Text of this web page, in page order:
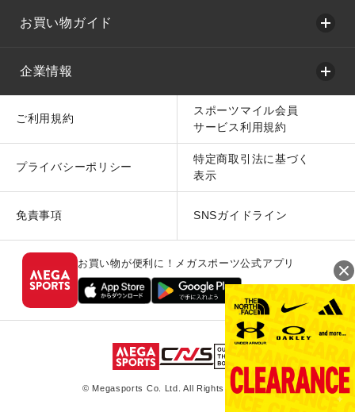
お買い物ガイド
企業情報
ご利用規約
スポーツマイル会員
サービス利用規約
プライバシーポリシー
特定商取引法に基づく
表示
免責事項 SNSガイドライン
お買い物が便利に！メガスポーツ公式アプリ
© Megasports Co. Ltd. All Rights Reserved.